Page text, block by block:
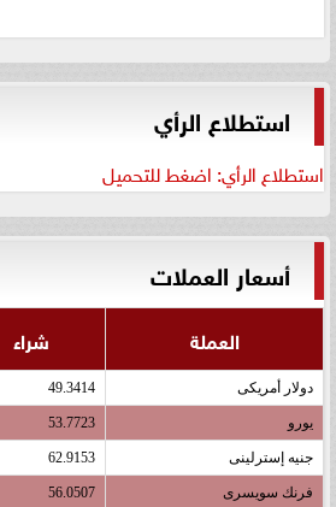
استطلاع الرأي
استطلاع الرأي: اضغط للتحميل
أسعار العملات
العملة شراء
دولار أمريكى 49.3414
يورو 53.7723
جنيه إسترلينى 62.9153
فرنك سويسرى 56.0507